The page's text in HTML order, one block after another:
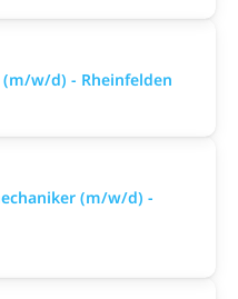
w/d) - Rheinfelden
(m/w/d) -